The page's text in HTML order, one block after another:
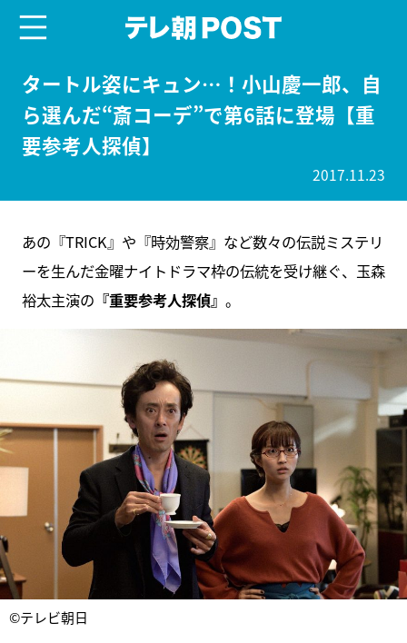
タートル姿にキュン…！小山慶一郎、自
ら選んだ“斎コーデ”で第6話に登場【重
要参考人探偵】
2017.11.23
あの『TRICK』や『時効警察』など数々の伝説ミステリ
ーを生んだ金曜ナイトドラマ枠の伝統を受け継ぐ、玉森
裕太主演の 『重要参考人探偵』 。
©テレビ朝日